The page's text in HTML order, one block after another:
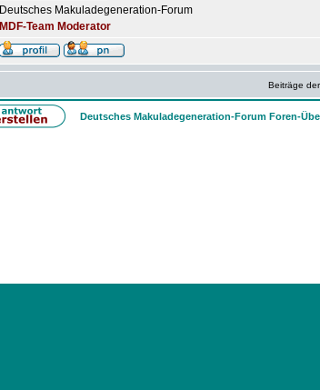
Deutsches Makuladegeneration-Forum
MDF-Team Moderator
Beiträge
Deutsches Makuladegeneration-Forum Foren-